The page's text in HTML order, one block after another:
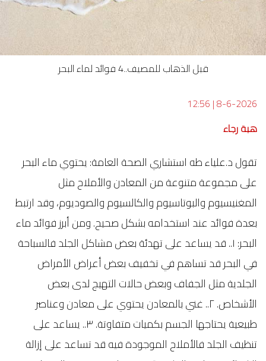
قبل الذهاب للمصيف..4 فوائد لماء البحر
8-6-2026
|
12:56
هبة رجاء
تقول د.علياء طه استشاري الصحة العامة: يحتوي ماء البحر
على مجموعة متنوعة من المعادن والأملاح مثل
المغنيسيوم والبوتاسيوم والكالسيوم والصوديوم، وقد ارتبط
بعدة فوائد عند استخدامه بشكل صحيح. ومن أبرز فوائد ماء
البحر: ١.. قد يساعد على تهدئة بعض مشاكل الجلد فالسباحة
في البحر قد تساهم في تخفيف بعض أعراض الأمراض
الجلدية مثل الجفاف وبعض حالات التهيج لدى بعض
الأشخاص. ٢.. غني بالمعادن يحتوي على معادن وعناصر
طبيعية يحتاجها الجسم بكميات متفاوتة. ٣.. يساعد على
تنظيف الجلد فالأملاح الموجودة فيه قد تساعد على إزالة